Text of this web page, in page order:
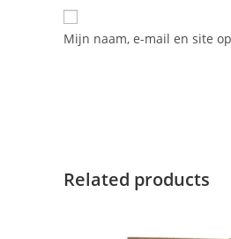
Mijn naam, e-mail en site
Related products